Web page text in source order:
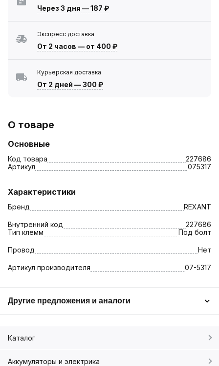
Через 3 дня —187 ₽
Экспресс доставка
От 2 часов — от 400 ₽
Курьерская доставка
От 2 дней —300 ₽
О товаре
Основные
Код товара
227686
Артикул
075317
Характеристики
Бренд REXANT
Внутренний код
227686
Тип клемм
Под болт
Провод Нет
Артикул производителя 07-5317
Другие предложения и аналоги
Каталог
Аккумуляторы и электрика